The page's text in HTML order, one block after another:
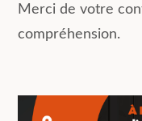
Merci de votre
compréhension.